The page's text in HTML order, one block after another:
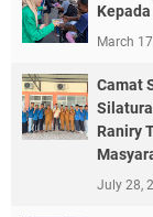
March
Camat
Raniry
July 28,